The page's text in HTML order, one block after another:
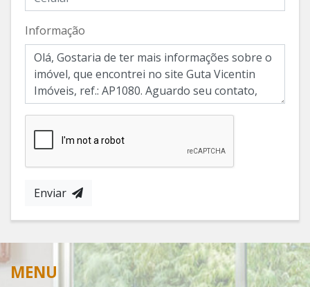
Informação
Enviar
MENU